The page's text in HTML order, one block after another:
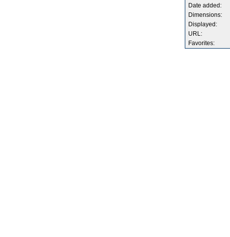
Date added:
Dimensions:
Displayed:
URL:
Favorites: